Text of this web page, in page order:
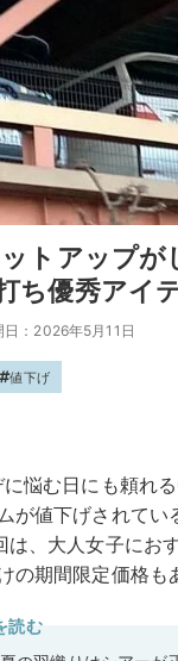
トアップが
ち優秀アイ
日：2026年5月11日
値下げ
悩む日にも頼れ
が値下げされて
は、大人女子にお
の期間限定価格も
読む